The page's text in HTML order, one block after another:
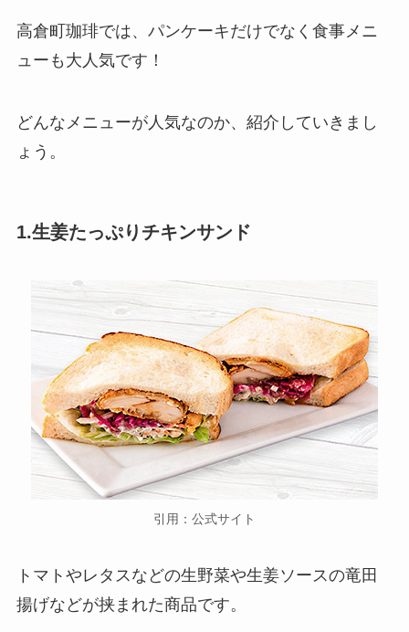
高倉町珈琲では、パンケーキだけでなく食事メニ
ューも大人気です！
どんなメニューが人気なのか、紹介していきまし
ょう。
1.生姜たっぷりチキンサンド
引用：公式サイト
トマトやレタスなどの生野菜や生姜ソースの竜田
揚げなどが挟まれた商品です。